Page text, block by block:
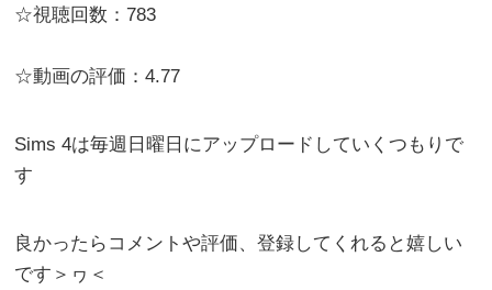
☆視聴回数：783
☆動画の評価：4.77
Sims 4は毎週日曜日にアップロードしていくつもりで
す
良かったらコメントや評価、登録してくれると嬉しい
です＞ヮ＜